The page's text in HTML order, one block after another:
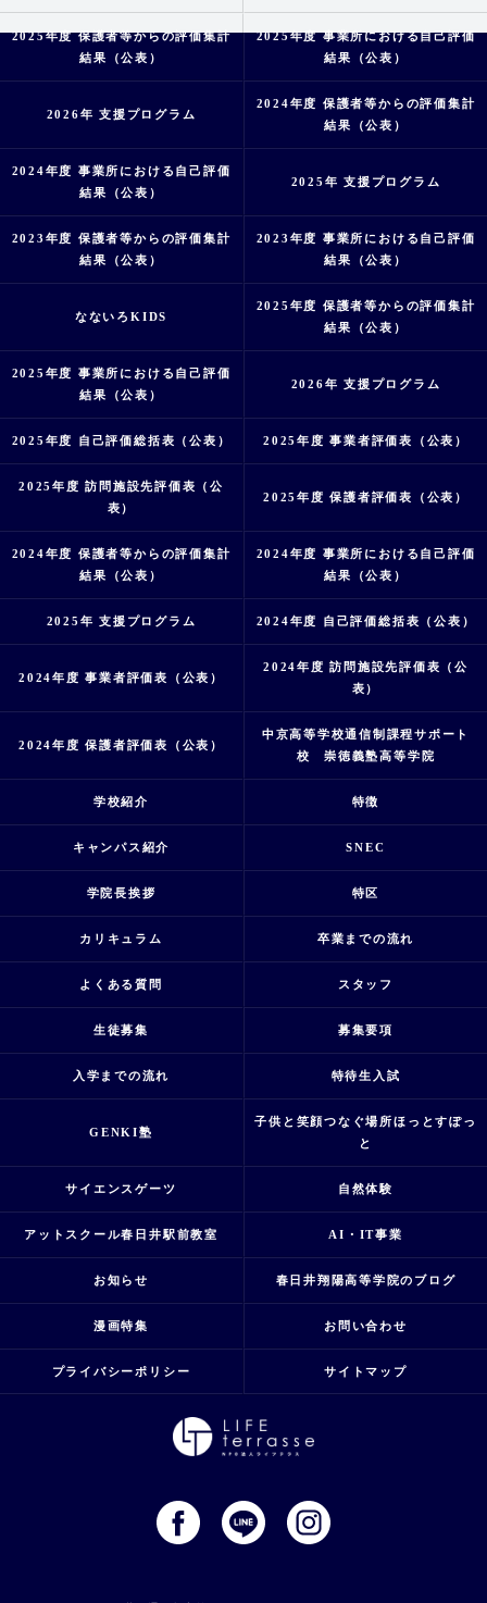
2025年度 保護者等からの評価集計
結果（公表）
2025年度 事業所における自己評価
結果（公表）
2026年 支援プログラム
2024年度 保護者等からの評価集計
結果（公表）
2024年度 事業所における自己評価
結果（公表）
2025年 支援プログラム
2023年度 保護者等からの評価集計
結果（公表）
2023年度 事業所における自己評価
結果（公表）
なないろKIDS
2025年度 保護者等からの評価集計
結果（公表）
2025年度 事業所における自己評価
結果（公表）
2026年 支援プログラム
2025年度 自己評価総括表（公表） 2025年度 事業者評価表（公表）
2025年度 訪問施設先評価表（公
表）
2025年度 保護者評価表（公表）
2024年度 保護者等からの評価集計
結果（公表）
2024年度 事業所における自己評価
結果（公表）
2025年 支援プログラム 2024年度 自己評価総括表（公表）
2024年度 事業者評価表（公表）
2024年度 訪問施設先評価表（公
表）
2024年度 保護者評価表（公表）
中京高等学校通信制課程サポート
校 崇徳義塾高等学院
学校紹介 特徴
キャンパス紹介 SNEC
学院長挨拶 特区
カリキュラム 卒業までの流れ
よくある質問 スタッフ
生徒募集 募集要項
入学までの流れ 特待生入試
GENKI塾
子供と笑顔つなぐ場所ほっとすぽっ
と
サイエンスゲーツ 自然体験
アットスクール春日井駅前教室 AI・IT事業
お知らせ 春日井翔陽高等学院のブログ
漫画特集 お問い合わせ
プライバシーポリシー サイトマップ